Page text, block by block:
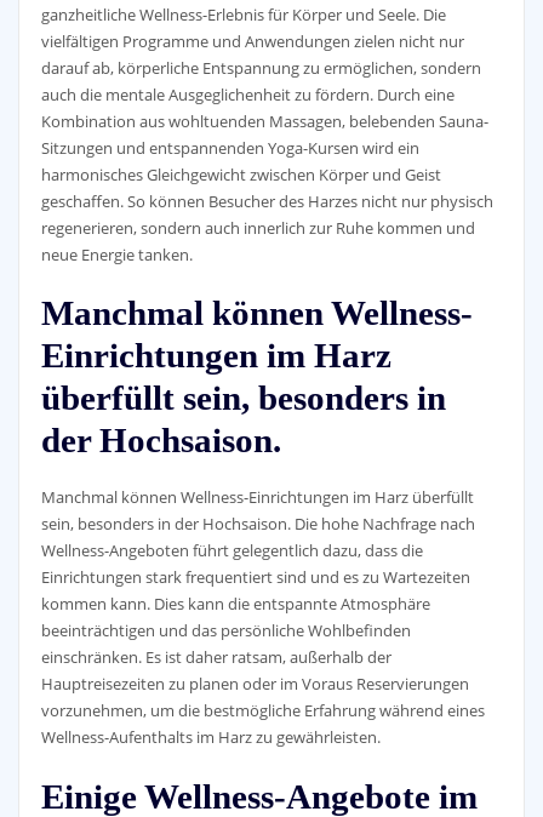
ganzheitliche Wellness-Erlebnis für Körper und Seele. Die
vielfältigen Programme und Anwendungen zielen nicht nur
darauf ab, körperliche Entspannung zu ermöglichen, sondern
auch die mentale Ausgeglichenheit zu fördern. Durch eine
Kombination aus wohltuenden Massagen, belebenden Sauna-
Sitzungen und entspannenden Yoga-Kursen wird ein
harmonisches Gleichgewicht zwischen Körper und Geist
geschaffen. So können Besucher des Harzes nicht nur physisch
regenerieren, sondern auch innerlich zur Ruhe kommen und
neue Energie tanken.
Manchmal können Wellness-
Einrichtungen im Harz
überfüllt sein, besonders in
der Hochsaison.
Manchmal können Wellness-Einrichtungen im Harz überfüllt
sein, besonders in der Hochsaison. Die hohe Nachfrage nach
Wellness-Angeboten führt gelegentlich dazu, dass die
Einrichtungen stark frequentiert sind und es zu Wartezeiten
kommen kann. Dies kann die entspannte Atmosphäre
beeinträchtigen und das persönliche Wohlbefinden
einschränken. Es ist daher ratsam, außerhalb der
Hauptreisezeiten zu planen oder im Voraus Reservierungen
vorzunehmen, um die bestmögliche Erfahrung während eines
Wellness-Aufenthalts im Harz zu gewährleisten.
Einige Wellness-Angebote im